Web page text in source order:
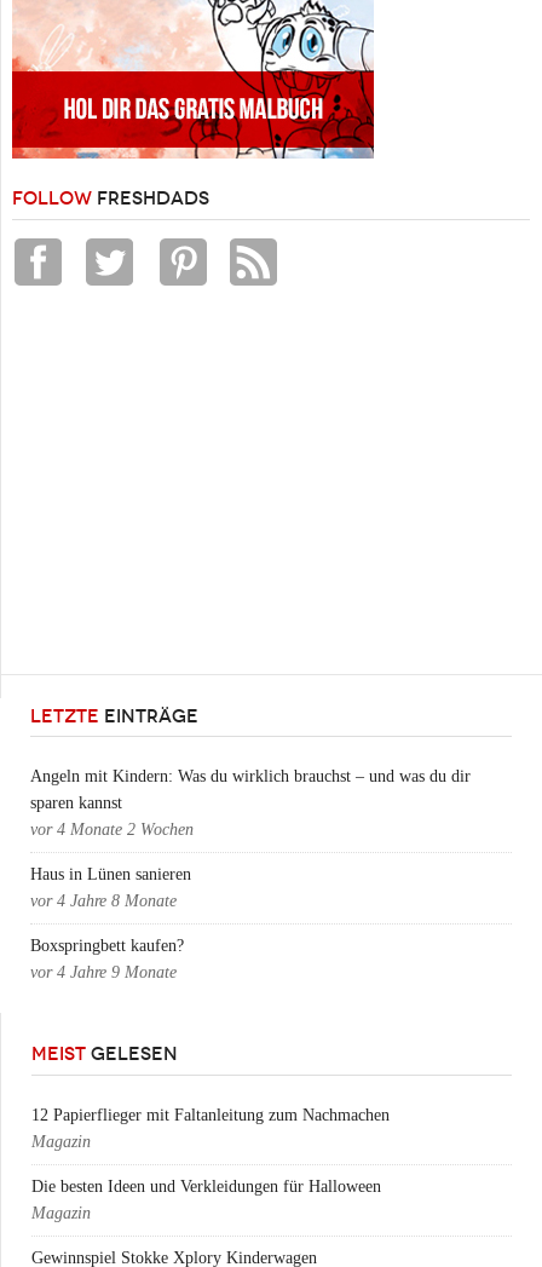
FOLLOW FRESHDADS
LETZTE EINTRÄGE
Angeln mit Kindern: Was du wirklich brauchst – und was du dir
sparen kannst
vor 4 Monate 2 Wochen
Haus in Lünen sanieren
vor 4 Jahre 8 Monate
Boxspringbett kaufen?
vor 4 Jahre 9 Monate
MEIST GELESEN
12 Papierflieger mit Faltanleitung zum Nachmachen
Magazin
Die besten Ideen und Verkleidungen für Halloween
Magazin
Gewinnspiel Stokke Xplory Kinderwagen